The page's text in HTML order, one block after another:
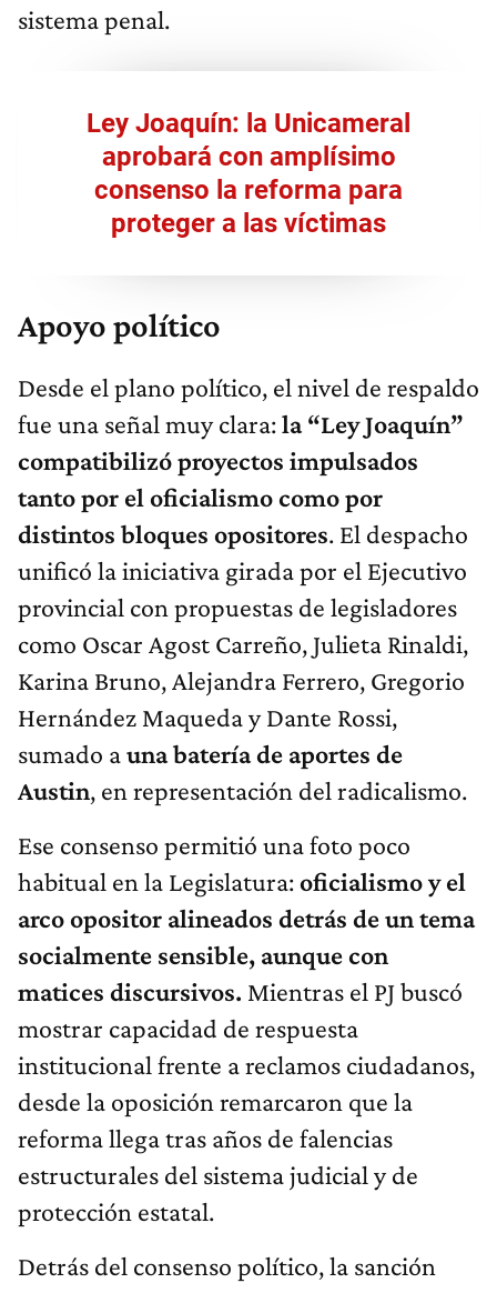
sistema penal.
Ley Joaquín: la Unicameral
aprobará con amplísimo
consenso la reforma para
proteger a las víctimas
Apoyo político
Desde el plano político, el nivel de respaldo
fue una señal muy clara:la “Ley Joaquín”
compatibilizó proyectos impulsados
tanto por el oficialismo como por
distintos bloques opositores. El despacho
unificó la iniciativa girada por el Ejecutivo
provincial con propuestas de legisladores
como Oscar Agost Carreño, Julieta Rinaldi,
Karina Bruno, Alejandra Ferrero, Gregorio
Hernández Maqueda y Dante Rossi,
sumado auna batería de aportes de
Austin, en representación del radicalismo.
Ese consenso permitió una foto poco
habitual en la Legislatura:oficialismo y el
arco opositor alineados detrás de un tema
socialmente sensible, aunque con
matices discursivos. Mientras el PJ buscó
mostrar capacidad de respuesta
institucional frente a reclamos ciudadanos,
desde la oposición remarcaron que la
reforma llega tras años de falencias
estructurales del sistema judicial y de
protección estatal.
Detrás del consenso político, la sanción